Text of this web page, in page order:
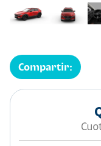
Compartir: